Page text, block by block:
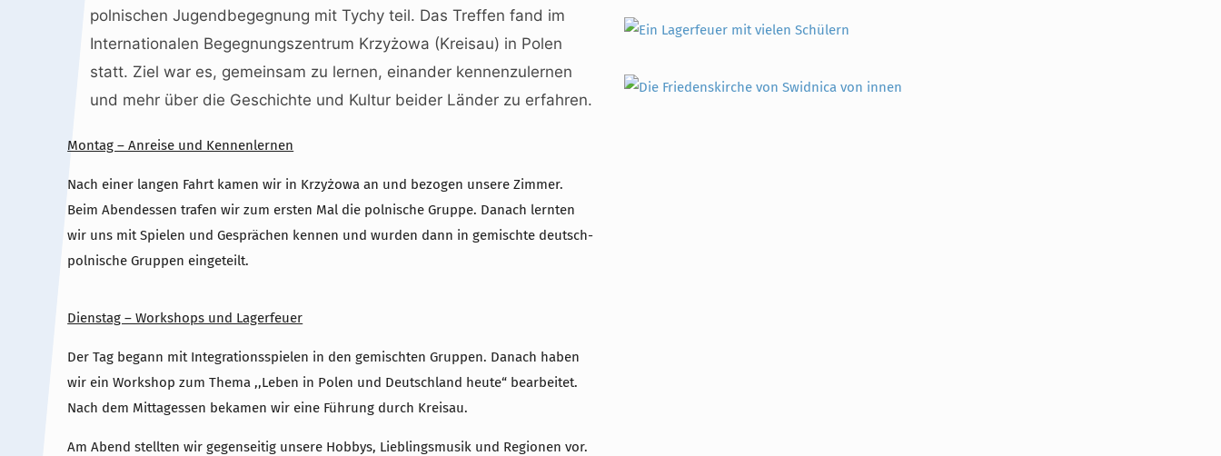
polnischen Jugendbegegnung mit Tychy teil. Das Treffen fand im
Internationalen Begegnungszentrum Krzyżowa (Kreisau) in Polen
statt. Ziel war es, gemeinsam zu lernen, einander kennenzulernen
und mehr über die Geschichte und Kultur beider Länder zu erfahren.
Montag – Anreise und Kennenlernen
Nach einer langen Fahrt kamen wir in Krzyżowa an und bezogen unsere Zimmer.
Beim Abendessen trafen wir zum ersten Mal die polnische Gruppe. Danach lernten
wir uns mit Spielen und Gesprächen kennen und wurden dann in gemischte deutsch-
polnische Gruppen eingeteilt.
Dienstag – Workshops und Lagerfeuer
Der Tag begann mit Integrationsspielen in den gemischten Gruppen. Danach haben
wir ein Workshop zum Thema ,,Leben in Polen und Deutschland heute“ bearbeitet.
Nach dem Mittagessen bekamen wir eine Führung durch Kreisau.
Am Abend stellten wir gegenseitig unsere Hobbys, Lieblingsmusik und Regionen vor.